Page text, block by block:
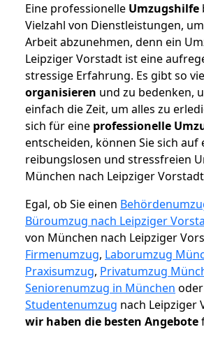
Eine professionelle Umzugshilfe
Vielzahl von Dienstleistungen,
Arbeit abzunehmen, denn ein
Leipziger Vorstadt ist eine
stressige Erfahrung. Es gibt so
organisieren und zu bedenken,
einfach die Zeit, um alles zu
sich für eine professionelle
entscheiden, können Sie sich auf
reibungslosen und stressfreien
München nach Leipziger
Egal, ob Sie einen
Büroumzug nach Leipziger
von München nach Leipziger
Firmenumzug, Laborumzug
Praxisumzug, Privatumzug
Seniorenumzug in München oder
Studentenumzug nach Leipziger
wir haben die besten Angebote